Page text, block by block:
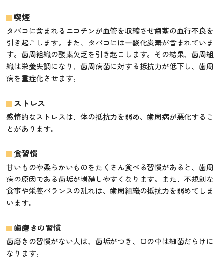
喫煙
タバコに含まれるニコチンが血管を収縮させ歯茎の血行不良を
引き起こします。また、タバコには一酸化炭素が含まれていま
す。歯周組織の酸素欠乏を引き起こします。その結果、歯周組
織は栄養失調になり、歯周病菌に対する抵抗力が低下し、歯周
病を重症化させます。
ストレス
感情的なストレスは、体の抵抗力を弱め、歯周病が悪化するこ
とがあります。
食習慣
甘いものや柔らかいものをたくさん食べる習慣があると、歯周
病の原因である歯垢が増殖しやすくなります。また、不規則な
食事や栄養バランスの乱れは、歯周組織の抵抗力を弱めてしま
います。
歯磨きの習慣
歯磨きの習慣がない人は、歯垢がつき、口の中は細菌だらけに
なります。